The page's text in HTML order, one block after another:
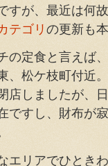
すが、最近は何
テゴリの更新も
の定食と言えば
、松ケ枝町付近
店しましたが、
ですし、財布が
エリアでひとき